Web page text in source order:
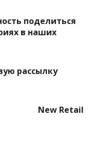
поделиться
в наших
рассылку
New Retail